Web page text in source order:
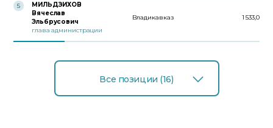
5
МИЛЬДЗИХОВ
Вячеслав
Эльбрусович
глава администрации
Владикавказ 1 533,0
Все позиции (16)